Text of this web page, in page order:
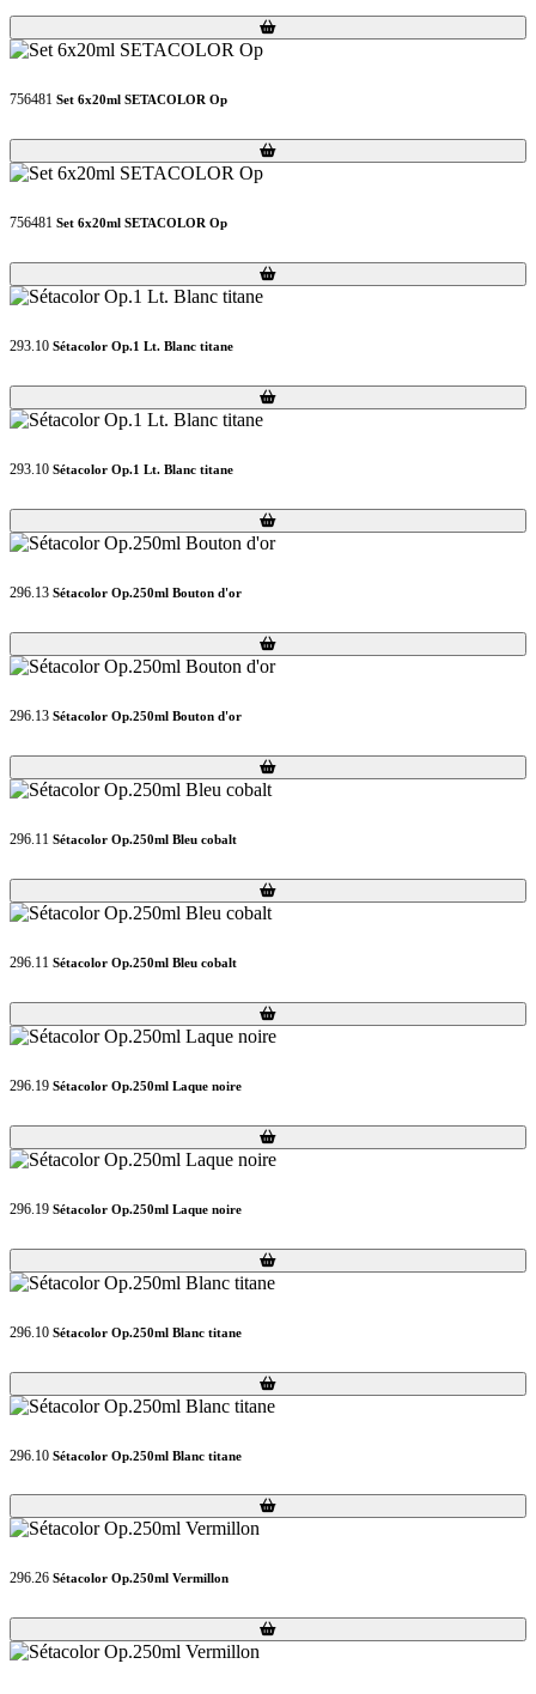
Loading...
Loading...
756481 Set 6x20ml SETACOLOR Op
Loading...
Loading...
756481 Set 6x20ml SETACOLOR Op
Loading...
Loading...
293.10 Sétacolor Op.1 Lt. Blanc titane
Loading...
Loading...
293.10 Sétacolor Op.1 Lt. Blanc titane
Loading...
Loading...
296.13 Sétacolor Op.250ml Bouton d'or
Loading...
Loading...
296.13 Sétacolor Op.250ml Bouton d'or
Loading...
Loading...
296.11 Sétacolor Op.250ml Bleu cobalt
Loading...
Loading...
296.11 Sétacolor Op.250ml Bleu cobalt
Loading...
Loading...
296.19 Sétacolor Op.250ml Laque noire
Loading...
Loading...
296.19 Sétacolor Op.250ml Laque noire
Loading...
Loading...
296.10 Sétacolor Op.250ml Blanc titane
Loading...
Loading...
296.10 Sétacolor Op.250ml Blanc titane
Loading...
Loading...
296.26 Sétacolor Op.250ml Vermillon
Loading...
Loading...